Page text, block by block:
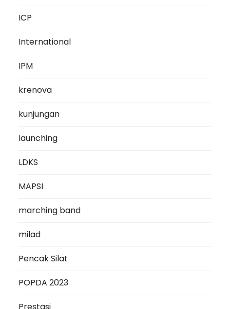
ICP
International
IPM
krenova
kunjungan
launching
LDKS
MAPSI
marching band
milad
Pencak Silat
POPDA 2023